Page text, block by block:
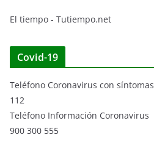
El tiempo - Tutiempo.net
Covid-19
Teléfono Coronavirus con síntomas
112
Teléfono Información Coronavirus
900 300 555